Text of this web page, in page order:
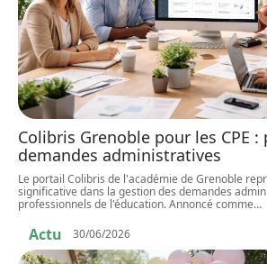
Colibris Grenoble pour les CPE
demandes administratives
Le portail Colibris de l'académie de Grenoble
significative dans la gestion des demandes
professionnels de l'éducation. Annoncé comme…
Actu 30/06/2026